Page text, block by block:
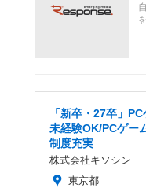
「新卒・27卒」
未経験OK/PCゲー
制度充実
株式会社キソシン
東京都